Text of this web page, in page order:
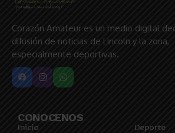
Corazón Amateur es un medio digital
difusión de noticias de Lincoln y la zona,
especialmente deportivas.
CONOCENOS
Inicio
Deporte